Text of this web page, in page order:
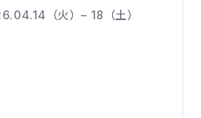
（火）– 18（土）